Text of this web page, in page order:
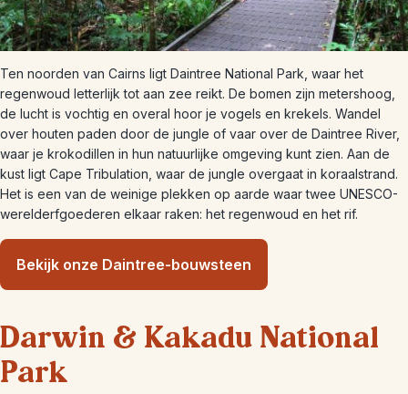
Ten noorden van Cairns ligt Daintree National Park, waar het
regenwoud letterlijk tot aan zee reikt. De bomen zijn metershoog,
de lucht is vochtig en overal hoor je vogels en krekels. Wandel
over houten paden door de jungle of vaar over de Daintree River,
waar je krokodillen in hun natuurlijke omgeving kunt zien. Aan de
kust ligt Cape Tribulation, waar de jungle overgaat in koraalstrand.
Het is een van de weinige plekken op aarde waar twee UNESCO-
werelderfgoederen elkaar raken: het regenwoud en het rif.
Bekijk onze Daintree-bouwsteen
Darwin & Kakadu National
Park